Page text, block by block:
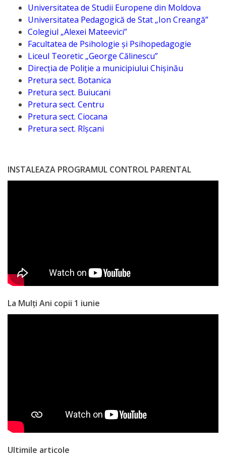
Acte
interne
Media
Comunicate
de
presă
utile
web
Contacte
Universitatea de Studii Europene din Moldova
Universitatea Pedagogică de Stat „Ion Creangă”
Colegiul „Alexei Mateevici”
Facultatea de Psihologie și Psihopedagogie
Liceul Teoretic „George Călinescu”
Direcția de Poliție a municipiului Chișinău
Pretura sect. Botanica
Pretura sect. Buiucani
Pretura sect. Centru
Pretura sect. Ciocana
Pretura sect. Rîşcani
INSTALEAZA PROGRAMUL CONTROL PARENTAL
La Mulți Ani copii 1 iunie
Ultimile articole